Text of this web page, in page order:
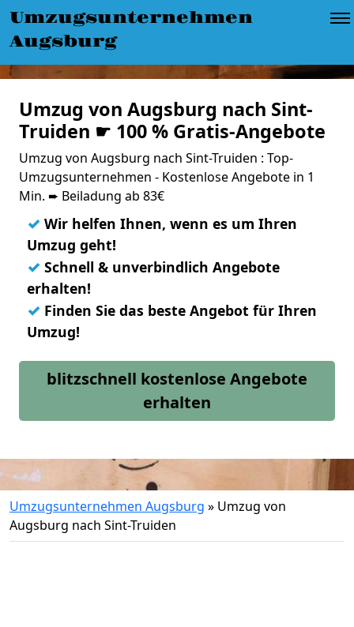
Umzugsunternehmen
Augsburg
Umzug von Augsburg nach Sint-
Truiden ☛ 100 % Gratis-Angebote
Umzug von Augsburg nach Sint-Truiden : Top-
Umzugsunternehmen - Kostenlose Angebote in 1
Min. ➨ Beiladung ab 83€
✓ Wir helfen Ihnen, wenn es um Ihren
Umzug geht!
✓ Schnell & unverbindlich Angebote
erhalten!
✓ Finden Sie das beste Angebot für Ihren
Umzug!
blitzschnell kostenlose Angebote
erhalten
Umzugsunternehmen Augsburg » Umzug von
Augsburg nach Sint-Truiden